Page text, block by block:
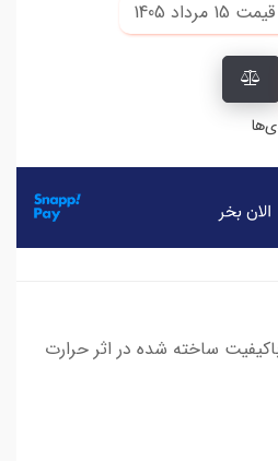
قیمت 15 مرداد 1405
ساخته شده در اثر حرارت